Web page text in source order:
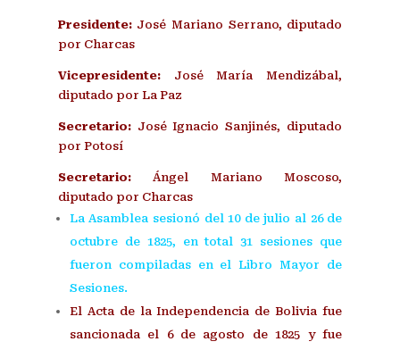
Presidente:José Mariano Serrano, diputado
por Charcas
Vicepresidente:José María Mendizábal,
diputado por La Paz
Secretario:José Ignacio Sanjinés, diputado
por Potosí
Secretario:Ángel Mariano Moscoso,
diputado por Charcas
La Asamblea sesionó del 10 de julio al 26 de
octubre de 1825, en total 31 sesiones que
fueron compiladas en el Libro Mayor de
Sesiones.
El Acta de la Independencia de Bolivia fue
sancionada el 6 de agosto de 1825 y fue